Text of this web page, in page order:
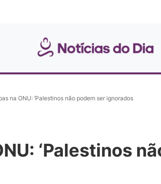
na ONU: ‘Palestinos não podem ser ignorados
‘Palestinos